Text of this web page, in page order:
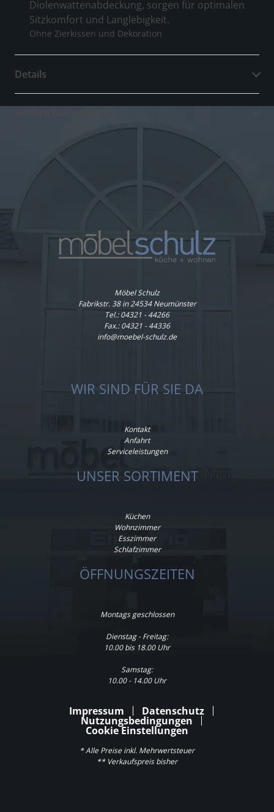
Diolenwattenabdeckung, sorgen für optimalen
Sitzkomfort und Langlebigkeit.
Ohne Zierkissen und Dekoration
Details
Möbel Schulz
Fabrikstr. 38 in 24534 Neumünster
Tel.:04321 - 44266
Fax.: 04321 - 44336
info@moebel-schulz.de
WIR SIND FÜR SIE DA
Kontakt
Anfahrt
Serviceleistungen
UNSER SORTIMENT
Küchen
Wohnzimmer
Esszimmer
Schlafzimmer
ÖFFNUNGSZEITEN
Montags geschlossen
Dienstag - Freitag:
10.00 bis 18.00 Uhr
Samstag:
10.00 - 14.00 Uhr
Impressum Datenschutz
Nutzungsbedingungen
Cookie Einstellungen
* Alle Preise inkl. Mehrwertsteuer
** Verkaufspreis bisher